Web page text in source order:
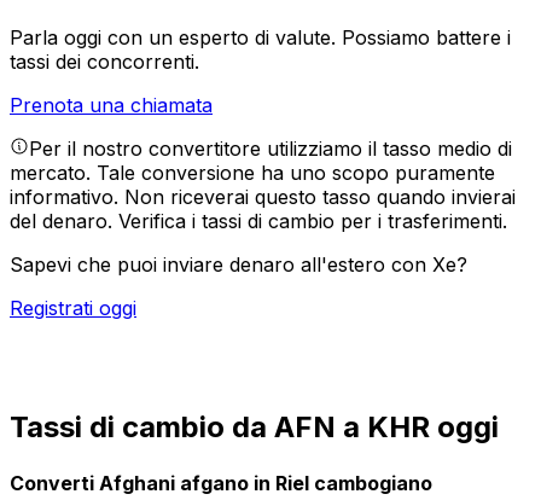
Parla oggi con un esperto di valute. Possiamo battere i
tassi dei concorrenti.
Prenota una chiamata
Per il nostro convertitore utilizziamo il tasso medio di
mercato. Tale conversione ha uno scopo puramente
informativo. Non riceverai questo tasso quando invierai
del denaro. Verifica i tassi di cambio per i trasferimenti.
Sapevi che puoi inviare denaro all'estero con Xe?
Registrati oggi
Tassi di cambio da AFN a KHR oggi
Converti Afghani afgano in Riel cambogiano